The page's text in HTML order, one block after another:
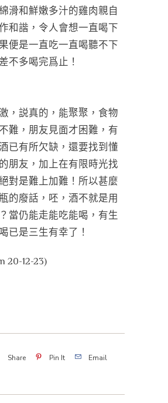
滑和鮮嫩多汁的雞肉親自
和諧，令人會想一直喝下
便是一直吃一直喝聽不下
不多喝完爲止！
，説真的，能聚聚，食物
難，朋友見面才困難，有
已有所欠缺，還要找到懂
朋友，加上在有限時光找
對是難上加難 ！ 所以甚麼
的廢話，呸，酒不就是用
當仍能走能吃能喝，有生
已是三生有幸了！
20-12-23)
Share Pin It Email